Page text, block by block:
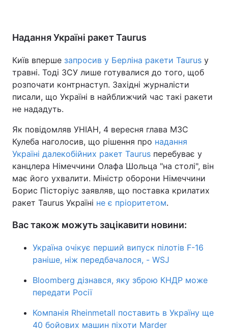
Надання Україні ракет Taurus
Київ вперше запросив у Берліна ракети Taurus у
травні. Тоді ЗСУ лише готувалися до того, щоб
розпочати контрнаступ. Західні журналісти
писали, що Україні в найближчий час такі ракети
не нададуть.
Як повідомляв УНІАН, 4 вересня глава МЗС
Кулеба наголосив, що рішення про надання
Україні далекобійних ракет Taurus перебуває у
канцлера Німеччини Олафа Шольца "на столі", він
має його ухвалити. Міністр оборони Німеччини
Борис Пісторіус заявляв, що поставка крилатих
ракет Taurus Україні не є пріоритетом.
Вас також можуть зацікавити новини:
Україна очікує перший випуск пілотів F-16
раніше, ніж передбачалося, - WSJ
Bloomberg дізнався, яку зброю КНДР може
передати Росії
Компанія Rheinmetall поставить в Україну ще
40 бойових машин піхоти Marder